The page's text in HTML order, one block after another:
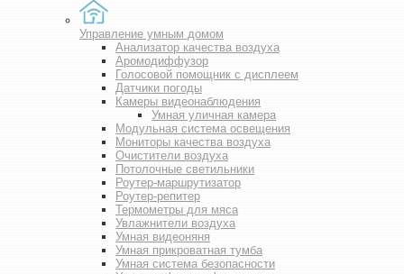
Управление умным домом
Анализатор качества воздуха
Аромодиффузор
Голосовой помощник с дисплеем
Датчики погоды
Камеры видеонаблюдения
Умная уличная камера
Модульная система освещения
Мониторы качества воздуха
Очистители воздуха
Потолочные светильники
Роутер-маршрутизатор
Роутер-репитер
Термометры для мяса
Увлажнители воздуха
Умная видеоняня
Умная прикроватная тумба
Умная система безопасности